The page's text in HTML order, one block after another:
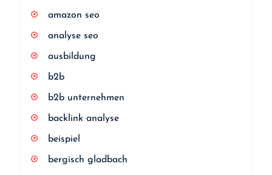
amazon seo
analyse seo
ausbildung
b2b
b2b unternehmen
backlink analyse
beispiel
bergisch gladbach